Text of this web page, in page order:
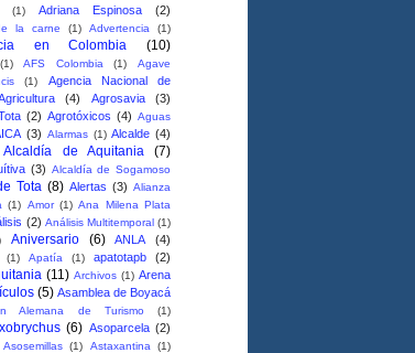
(1) Adriana Espinosa (2)
la carne (1) Advertencia (1)
en Colombia (10)
(1) AFS Colombia (1)
Agave
(1)
Agencia Nacional de
(4) Agrosavia
(3)
(2) Agrotóxicos (4) Aguas
(3) Alarmas (1) Alcalde (4)
Alcaldía de Aquitania (7)
(3) Alcaldía de Sogamoso
Tota (8) Alertas (3) Alianza
(1) Amor (1) Ana Milena Plata
(2) Análisis Multitemporal (1)
Aniversario (6) ANLA (4)
(1) Apatía (1) apatotapb (2)
(11) Archivos (1) Arena
(5) Asamblea de Boyacá
Alemana de Turismo (1)
(6) Asoparcela (2)
Asosemillas (1) Astaxantina
(1)